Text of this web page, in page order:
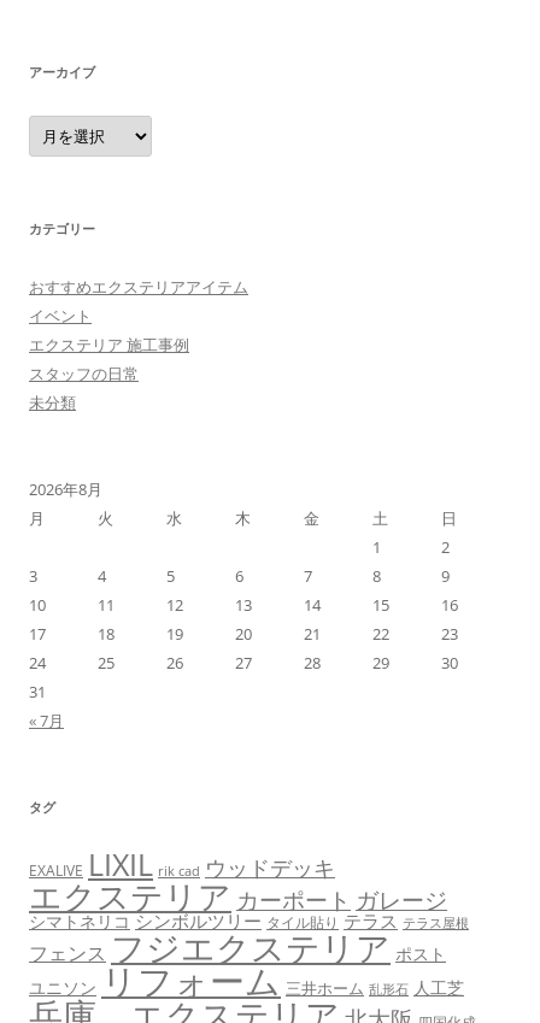
アーカイブ
ア
ー
カ
カテゴリー
おすすめエクステリアアイテム
イベント
エクステリア 施工事例
スタッフの日常
未分類
2026年8月
月
火 水 木 金 土
日
1
2
3
4 5 6 7 8
9
10
11 12 13 14 15
16
17
18 19 20 21 22
23
24
25 26 27 28 29
30
31
« 7月
タグ
EXALIVE LIXIL rik cad ウッドデッキ
エクステリア カーポート ガレージ
シマトネリコ シンボルツリー タイル貼り テラス テラス屋根
フェンス フジエクステリア ポスト
ユニソン リフォーム 三井ホーム 乱形石 人工芝